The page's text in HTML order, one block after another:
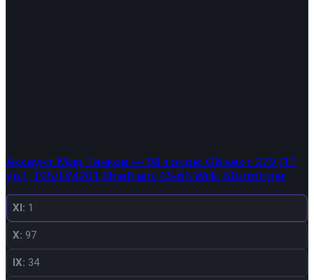
Аккаунт Мир Танков — 98 топов: Объект 279 (11
ур.), T95/FV4201 Chieftain, CS-63 Wilk, Sturmtiger
XI: 1
X: 97
IX: 34